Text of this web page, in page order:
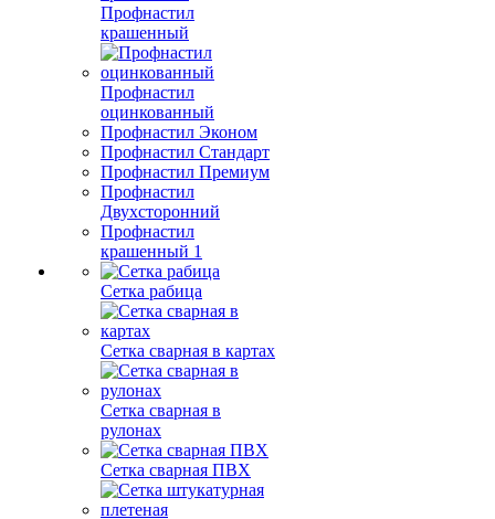
Профнастил
крашенный
Профнастил
оцинкованный
Профнастил Эконом
Профнастил Стандарт
Профнастил Премиум
Профнастил
Двухсторонний
Профнастил
крашенный 1
Сетка рабица
Сетка сварная в картах
Сетка сварная в
рулонах
Сетка сварная ПВХ